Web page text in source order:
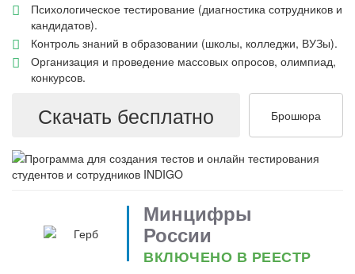
Психологическое тестирование (диагностика сотрудников и
кандидатов).
Контроль знаний в образовании (школы, колледжи, ВУЗы).
Организация и проведение массовых опросов, олимпиад,
конкурсов.
Скачать бесплатно Брошюра
Минцифры
России
ВКЛЮЧЕНО В РЕЕСТР